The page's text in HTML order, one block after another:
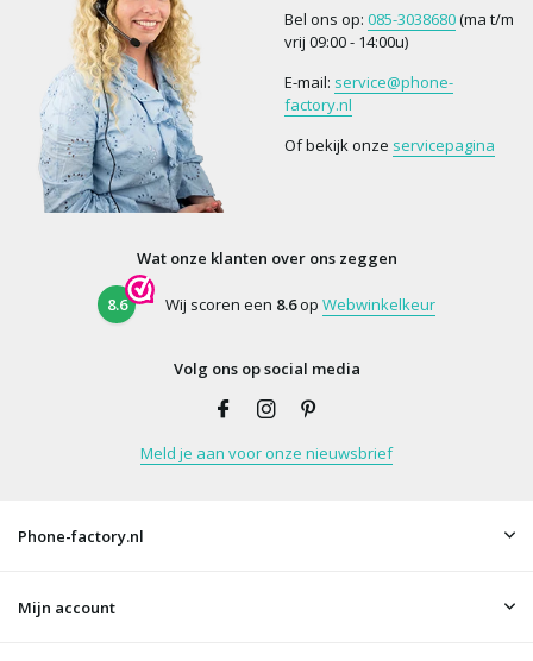
Bel ons op: 085-3038680(ma t/m
vrij 09:00 - 14:00u)
E-mail: service@phone-
factory.nl
Of bekijk onze servicepagina
Wat onze klanten over ons zeggen
8.6 Wij scoren een 8.6op Webwinkelkeur
Volg ons op social media
Meld je aan voor onze nieuwsbrief
Phone-factory.nl
Mijn account